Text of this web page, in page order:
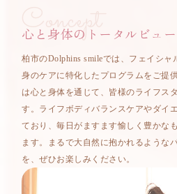
Concept
心と身体のトータルビュ
柏市のDolphins smileでは、フェイシ
身のケアに特化したプログラムをご提
は心と身体を通じて、皆様のライフス
す。ライフボディバランスケアやダイ
ており、毎日がますます愉しく豊かな
ます。まるで大自然に抱かれるような
を、ぜひお楽しみください。